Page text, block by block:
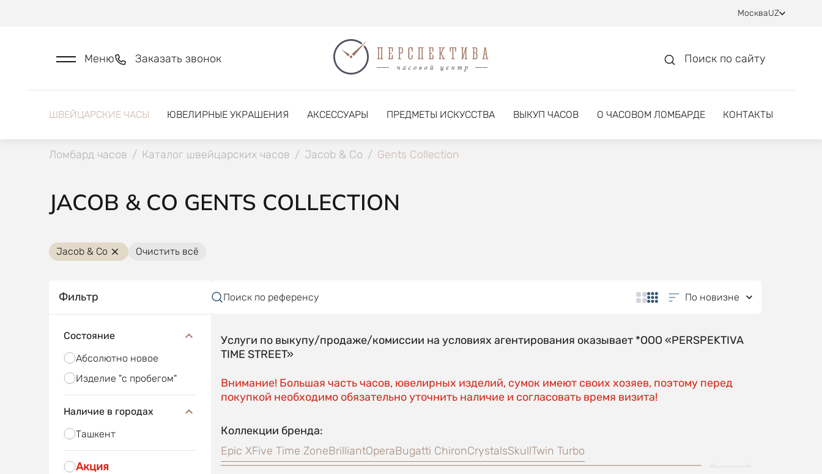
МоскваUZ
Меню Заказать звонок Поиск по сайту
ШВЕЙЦАРСКИЕ ЧАСЫ ЮВЕЛИРНЫЕ УКРАШЕНИЯ АКСЕССУАРЫ ПРЕДМЕТЫ ИСКУССТВА ВЫКУП ЧАСОВ О ЧАСОВОМ ЛОМБАРДЕ КОНТАКТЫ
Ломбард часов / Каталог швейцарских часов / Jacob & Co / Gents Collection
JACOB & CO GENTS COLLECTION
Jacob & Co Очистить всё
Фильтр
Состояние
Абсолютно новое
Изделие "с пробегом"
Наличие в городах
Ташкент
Акция
Поиск по референсу По новизне
Услуги по выкупу/продаже/комиссии на условиях агентирования оказывает *OOO «PERSPEKTIVA
TIME STREET»
Внимание! Большая часть часов, ювелирных изделий, сумок имеют своих хозяев, поэтому перед
покупкой необходимо обязательно уточнить наличие и согласовать время визита!
Коллекции бренда:
Epic XFive Time ZoneBrilliantOperaBugatti ChironCrystalsSkullTwin Turbo